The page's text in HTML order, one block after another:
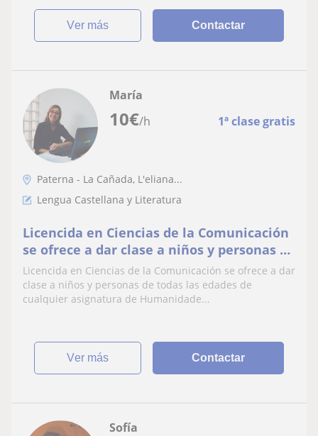
ver más Contactar
10€/h 1ª clase gratis
María
Paterna - La Cañada, L'eliana...
Lengua Castellana y Literatura
Licencida en Ciencias de la Comunicación
se ofrece a dar clase a niños y personas de
todas las edades de cualquier asignatura
de Humanidades y Letras: Lengua,
literatura, valenciano, historia
Licencida en Ciencias de la Comunicación se ofrece a dar
clase a niños y personas de todas las edades de
cualquier asignatura de Humanidade...
ver más Contactar
Sofía